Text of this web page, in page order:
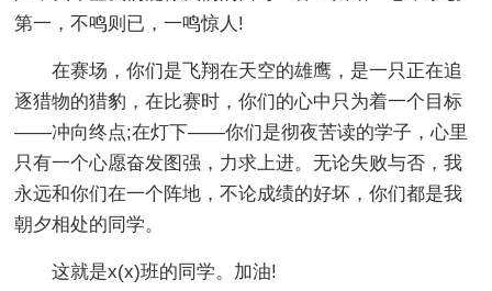
第一，不鸣则已，一鸣惊人!
在赛场，你们是飞翔在天空的雄鹰，是一只正在追
逐猎物的猎豹，在比赛时，你们的心中只为着一个目标
——冲向终点;在灯下——你们是彻夜苦读的学子，心里
只有一个心愿奋发图强，力求上进。无论失败与否，我
永远和你们在一个阵地，不论成绩的好坏，你们都是我
朝夕相处的同学。
这就是x(x)班的同学。加油!